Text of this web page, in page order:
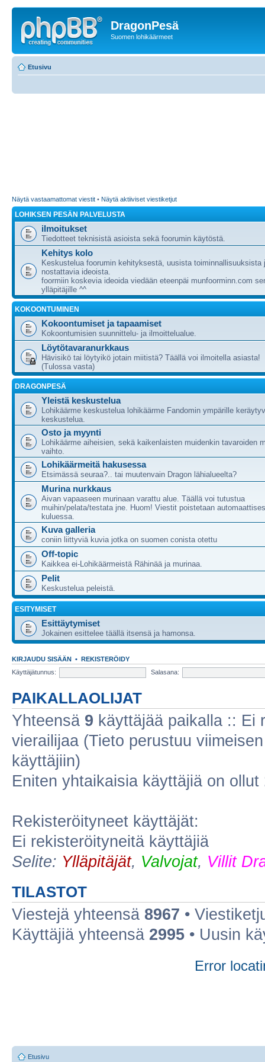
DragonPesä
Suomen lohikäärmeet
Etusivu
Näytä vastaamattomat viestit • Näytä aktiiviset viestiketjut
LOHIKSEN PESÄN PALVELUSTA
ilmoitukset
Tiedotteet teknisistä asioista sekä foorumin käytöstä.
Kehitys kolo
Keskustelua foorumin kehityksestä, uusista toiminnallisuuksista
nostattavia ideoista.
foormiin koskevia ideoida viedään eteenpäi munfoorminn.com
ylläpitäjille ^^
KOKOONTUMINEN
Kokoontumiset ja tapaamiset
Kokoontumisien suunnittelu- ja ilmoittelualue.
Löytötavaranurkkaus
Hävisikö tai löytyikö jotain miitistä? Täällä voi ilmoitella asiasta!
(Tulossa vasta)
DRAGONPESÄ
Yleistä keskustelua
Lohikäärme keskustelua lohikäärme Fandomin ympärille
keskustelua.
Osto ja myynti
Lohikäärme aiheisien, sekä kaikenlaisten muidenkin tavaroiden
vaihto.
Lohikäärmeitä hakusessa
Etsimässä seuraa?.. tai muutenvain Dragon lähialueelta?
Murina nurkkaus
Aivan vapaaseen murinaan varattu alue. Täällä voi tutustua
muihin/pelata/testata jne. Huom! Viestit poistetaan
kuluessa.
Kuva galleria
coniin liittyviä kuvia jotka on suomen conista otettu
Off-topic
Kaikkea ei-Lohikäärmeistä Rähinää ja murinaa.
Pelit
Keskustelua peleistä.
ESITYMISET
Esittäytymiset
Jokainen esittelee täällä itsensä ja hamonsa.
KIRJAUDU SISÄÄN • REKISTERÖIDY
Käyttäjätunnus:
Salasana:
PAIKALLAOLIJAT
Yhteensä 9 käyttäjää paikalla :: Ei
vierailijaa (Tieto perustuu
käyttäjiin)
Eniten yhtaikaisia käyttäjiä on ollut
Rekisteröityneet käyttäjät:
Ei rekisteröityneitä käyttäjiä
Selite: Ylläpitäjät, Valvojat, Villit
TILASTOT
Viestejä yhteensä 8967 •
Käyttäjiä yhteensä 2995 • Uusin
Error
Etusivu